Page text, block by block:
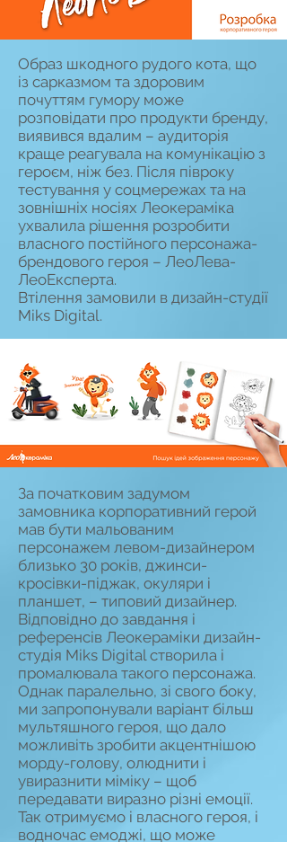
Образ шкодного рудого кота, що
із сарказмом та здоровим
почуттям гумору може
розповідати про продукти бренду,
виявився вдалим – аудиторія
краще реагувала на комунікацію з
героєм, ніж без. Після півроку
тестування у соцмережах та на
зовнішніх носіях Леокераміка
ухвалила рішення розробити
власного постійного персонажа-
брендового героя – ЛеоЛева-
ЛеоЕксперта.
Втілення замовили в дизайн-студії
Miks Digital.
За початковим задумом
замовника корпоративний герой
мав бути мальованим
персонажем левом-дизайнером
близько 30 років, джинси-
кросівки-піджак, окуляри і
планшет, – типовий дизайнер.
Відповідно до завдання і
референсів Леокераміки дизайн-
студія Miks Digital створила і
промалювала такого персонажа.
Однак паралельно, зі свого боку,
ми запропонували варіант більш
мультяшного героя, що дало
можливіть зробити акцентнішою
морду-голову, олюднити і
увиразнити міміку – щоб
передавати виразно різні емоції.
Так отримуємо і власного героя, і
водночас емоджі, що може